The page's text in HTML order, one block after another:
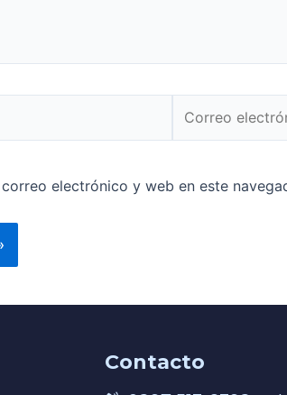
electrónico y web en este
Contacto